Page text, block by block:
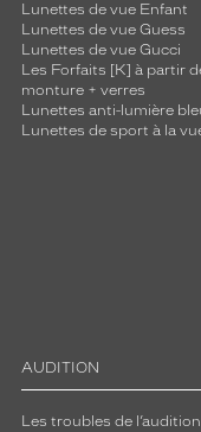
Lunettes de vue Enfant
Lunettes de vue Guess
Lunettes de vue Gucci
Les Forfaits [K] à partir
monture + verres
Lunettes anti-lumière
Lunettes de sport à la
AUDITION
Les troubles de